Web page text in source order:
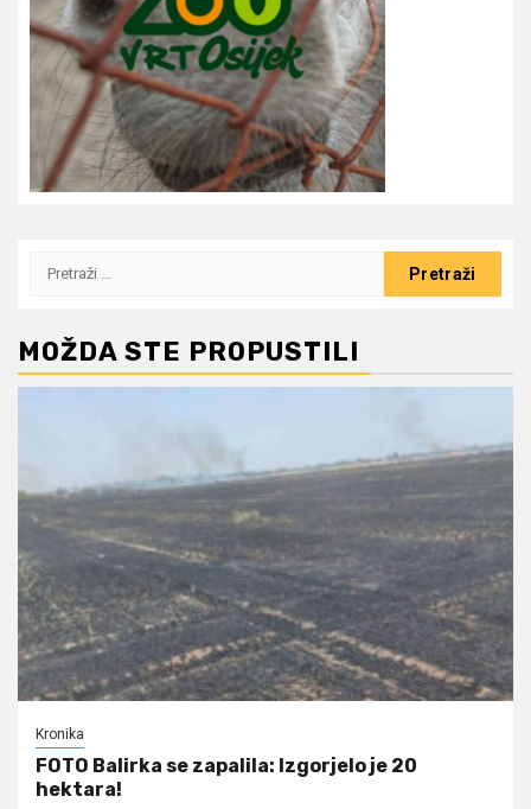
Pretraži:
MOŽDA STE PROPUSTILI
Kronika
FOTO Balirka se zapalila: Izgorjelo je 20
hektara!